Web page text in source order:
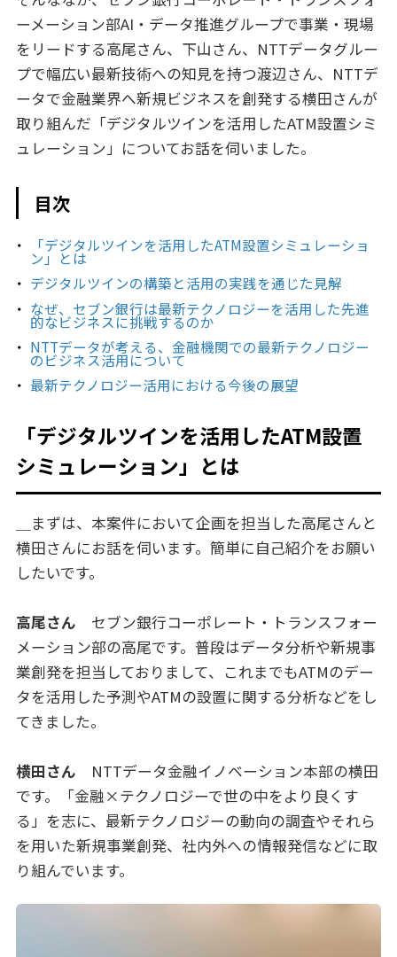
ーメーション部AI・データ推進グループで事業・現場
をリードする高尾さん、下山さん、NTTデータグルー
プで幅広い最新技術への知見を持つ渡辺さん、NTTデ
ータで金融業界へ新規ビジネスを創発する横田さんが
取り組んだ「デジタルツインを活用したATM設置シミ
ュレーション」についてお話を伺いました。
目次
「デジタルツインを活用したATM設置シミュレーショ
ン」とは
デジタルツインの構築と活用の実践を通じた見解
なぜ、セブン銀行は最新テクノロジーを活用した先進
的なビジネスに挑戦するのか
NTTデータが考える、金融機関での最新テクノロジー
のビジネス活用について
最新テクノロジー活用における今後の展望
「デジタルツインを活用したATM設置
シミュレーション」とは
＿まずは、本案件において企画を担当した高尾さんと
横田さんにお話を伺います。簡単に自己紹介をお願い
したいです。
高尾さん セブン銀行コーポレート・トランスフォー
メーション部の高尾です。普段はデータ分析や新規事
業創発を担当しておりまして、これまでもATMのデー
タを活用した予測やATMの設置に関する分析などをし
てきました。
横田さん NTTデータ金融イノベーション本部の横田
です。「金融×テクノロジーで世の中をより良くす
る」を志に、最新テクノロジーの動向の調査やそれら
を用いた新規事業創発、社内外への情報発信などに取
り組んでいます。